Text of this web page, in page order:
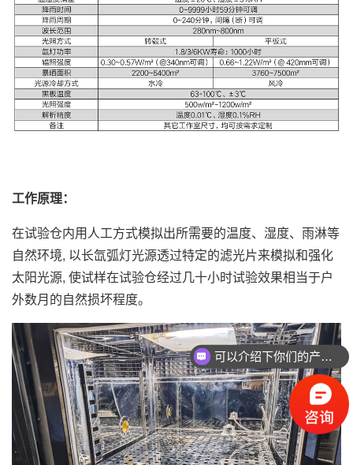
工作原理：
在试验仓内用人工方式模拟出所需要的温度、湿度、雨淋等
自然环境, 以长氙弧灯光源透过特定的滤光片来模拟和强化
太阳光源, 使试样在试验仓经过几十小时试验效果相当于户
外数月的自然损坏程度。
可以介绍下你们的产品么